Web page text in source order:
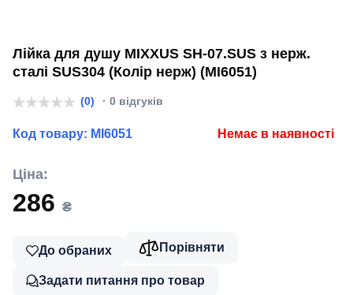
Лійка для душу MIXXUS SH-07.SUS з нерж.
сталі SUS304 (Колір нерж) (MI6051)
(0) · 0 відгуків
Код товару: MI6051 Немає в наявності
Ціна:
286 ₴
До обраних Порівняти
Задати питання про товар